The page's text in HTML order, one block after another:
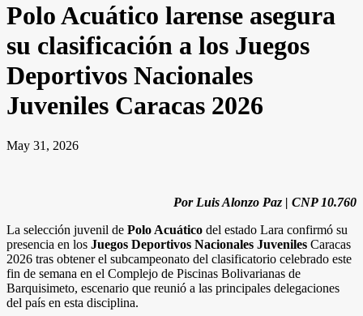
Polo Acuático larense asegura
su clasificación a los Juegos
Deportivos Nacionales
Juveniles Caracas 2026
May 31, 2026
Por Luis Alonzo Paz | CNP 10.760
La selección juvenil de Polo Acuático del estado Lara confirmó su
presencia en los Juegos Deportivos Nacionales Juveniles Caracas
2026 tras obtener el subcampeonato del clasificatorio celebrado este
fin de semana en el Complejo de Piscinas Bolivarianas de
Barquisimeto, escenario que reunió a las principales delegaciones
del país en esta disciplina.